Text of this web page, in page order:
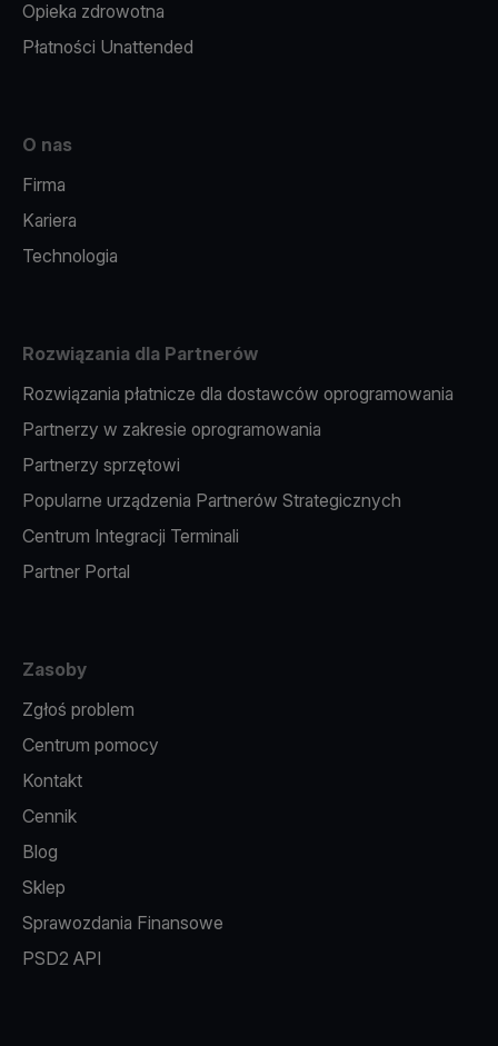
Opieka zdrowotna
Płatności Unattended
O nas
Firma
Kariera
Technologia
Rozwiązania dla Partnerów
Rozwiązania płatnicze dla dostawców oprogramowania
Partnerzy w zakresie oprogramowania
Partnerzy sprzętowi
Popularne urządzenia Partnerów Strategicznych
Centrum Integracji Terminali
Partner Portal
Zasoby
Zgłoś problem
Centrum pomocy
Kontakt
Cennik
Blog
Sklep
Sprawozdania Finansowe
PSD2 API